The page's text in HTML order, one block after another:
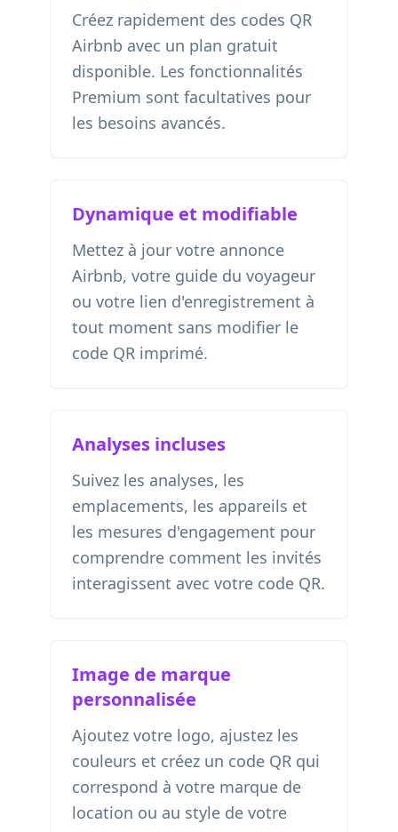
Créez rapidement des codes QR
Airbnb avec un plan gratuit
disponible. Les fonctionnalités
Premium sont facultatives pour
les besoins avancés.
Dynamique et modifiable
Mettez à jour votre annonce
Airbnb, votre guide du voyageur
ou votre lien d'enregistrement à
tout moment sans modifier le
code QR imprimé.
Analyses incluses
Suivez les analyses, les
emplacements, les appareils et
les mesures d'engagement pour
comprendre comment les invités
interagissent avec votre code QR.
Image de marque
personnalisée
Ajoutez votre logo, ajustez les
couleurs et créez un code QR qui
correspond à votre marque de
location ou au style de votre